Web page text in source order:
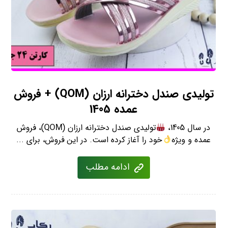
تولیدی صندل دخترانه ارزان (QOM) + فروش
عمده 1405
در سال 1405،
تولیدی صندل دخترانه ارزان (QOM)، فروش
عمده و ویژه
خود را آغاز کرده است. در این فروش، برای ...
ادامه مطلب